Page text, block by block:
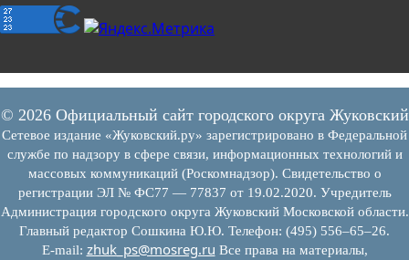
© 2026 Официальный сайт городского округа Жуковский
Сетевое издание «Жуковский.ру» зарегистрировано в Федеральной
службе по надзору в сфере связи, информационных технологий и
массовых коммуникаций (Роскомнадзор). Свидетельство о
регистрации ЭЛ № ФС77 — 77837 от 19.02.2020. Учредитель
Администрация городского округа Жуковский Московской области.
Главный редактор Сошкина Ю.Ю. Телефон: (495) 556–65–26.
E‑mail: zhuk_ps@mosreg.ru Все права на материалы,